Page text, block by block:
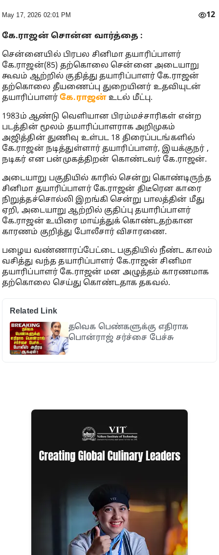
May 17, 2026 02:01 PM 12
கே.ராஜன் சொன்ன வார்த்தை :
சென்னையில் பிரபல சினிமா தயாரிப்பாளர்
கே.ராஜன்(85) தற்கொலை சென்னை அடையாறு
கூவம் ஆற்றில் குதித்து தயாரிப்பாளர் கே.ராஜன்
தற்கொலை தீயணைப்பு துறையினர் உதவியுடன்
தயாரிப்பாளர்கே.ராஜன்உடல் மீட்பு.
1983ம் ஆண்டு வெளியான பிரம்மச்சாரிகள் என்ற
படத்தின் மூலம் தயாரிப்பாளராக அறிமுகம்
அஜித்தின் துணிவு உள்பட 18 திரைப்படங்களில்
கே.ராஜன் நடித்துள்ளார் தயாரிப்பாளர், இயக்குநர் ,
நடிகர் என பன்முகத்திறன் கொண்டவர் கே.ராஜன்.
அடையாறு பகுதியில் காரில் சென்று கொண்டிருந்த
சினிமா தயாரிப்பாளர் கே.ராஜன் திடீரென காரை
நிறுத்தச்சொல்லி இறங்கி சென்று பாலத்தின் மீது
ஏறி, அடையாறு ஆற்றில் குதிப்பு தயாரிப்பாளர்
கே.ராஜன் உயிரை மாய்த்துக் கொண்டதற்கான
காரணம் குறித்து போலீசார் விசாரணை.
பழைய வண்ணாரப்பேட்டை பகுதியில் நீண்ட காலம்
வசித்து வந்த தயாரிப்பாளர் கே.ராஜன் சினிமா
தயாரிப்பாளர் கே.ராஜன் மன அழுத்தம் காரணமாக
தற்கொலை செய்து கொண்டதாக தகவல்.
Related Link
தவெக பெண்களுக்கு எதிராக
பொன்ராஜ் சர்ச்சை பேச்சு